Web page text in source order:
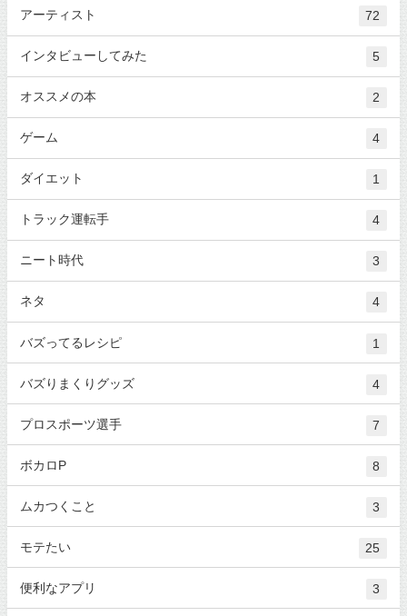
アーティスト 72
インタビューしてみた 5
オススメの本 2
ゲーム 4
ダイエット 1
トラック運転手 4
ニート時代 3
ネタ 4
バズってるレシピ 1
バズりまくりグッズ 4
プロスポーツ選手 7
ボカロP 8
ムカつくこと 3
モテたい 25
便利なアプリ 3